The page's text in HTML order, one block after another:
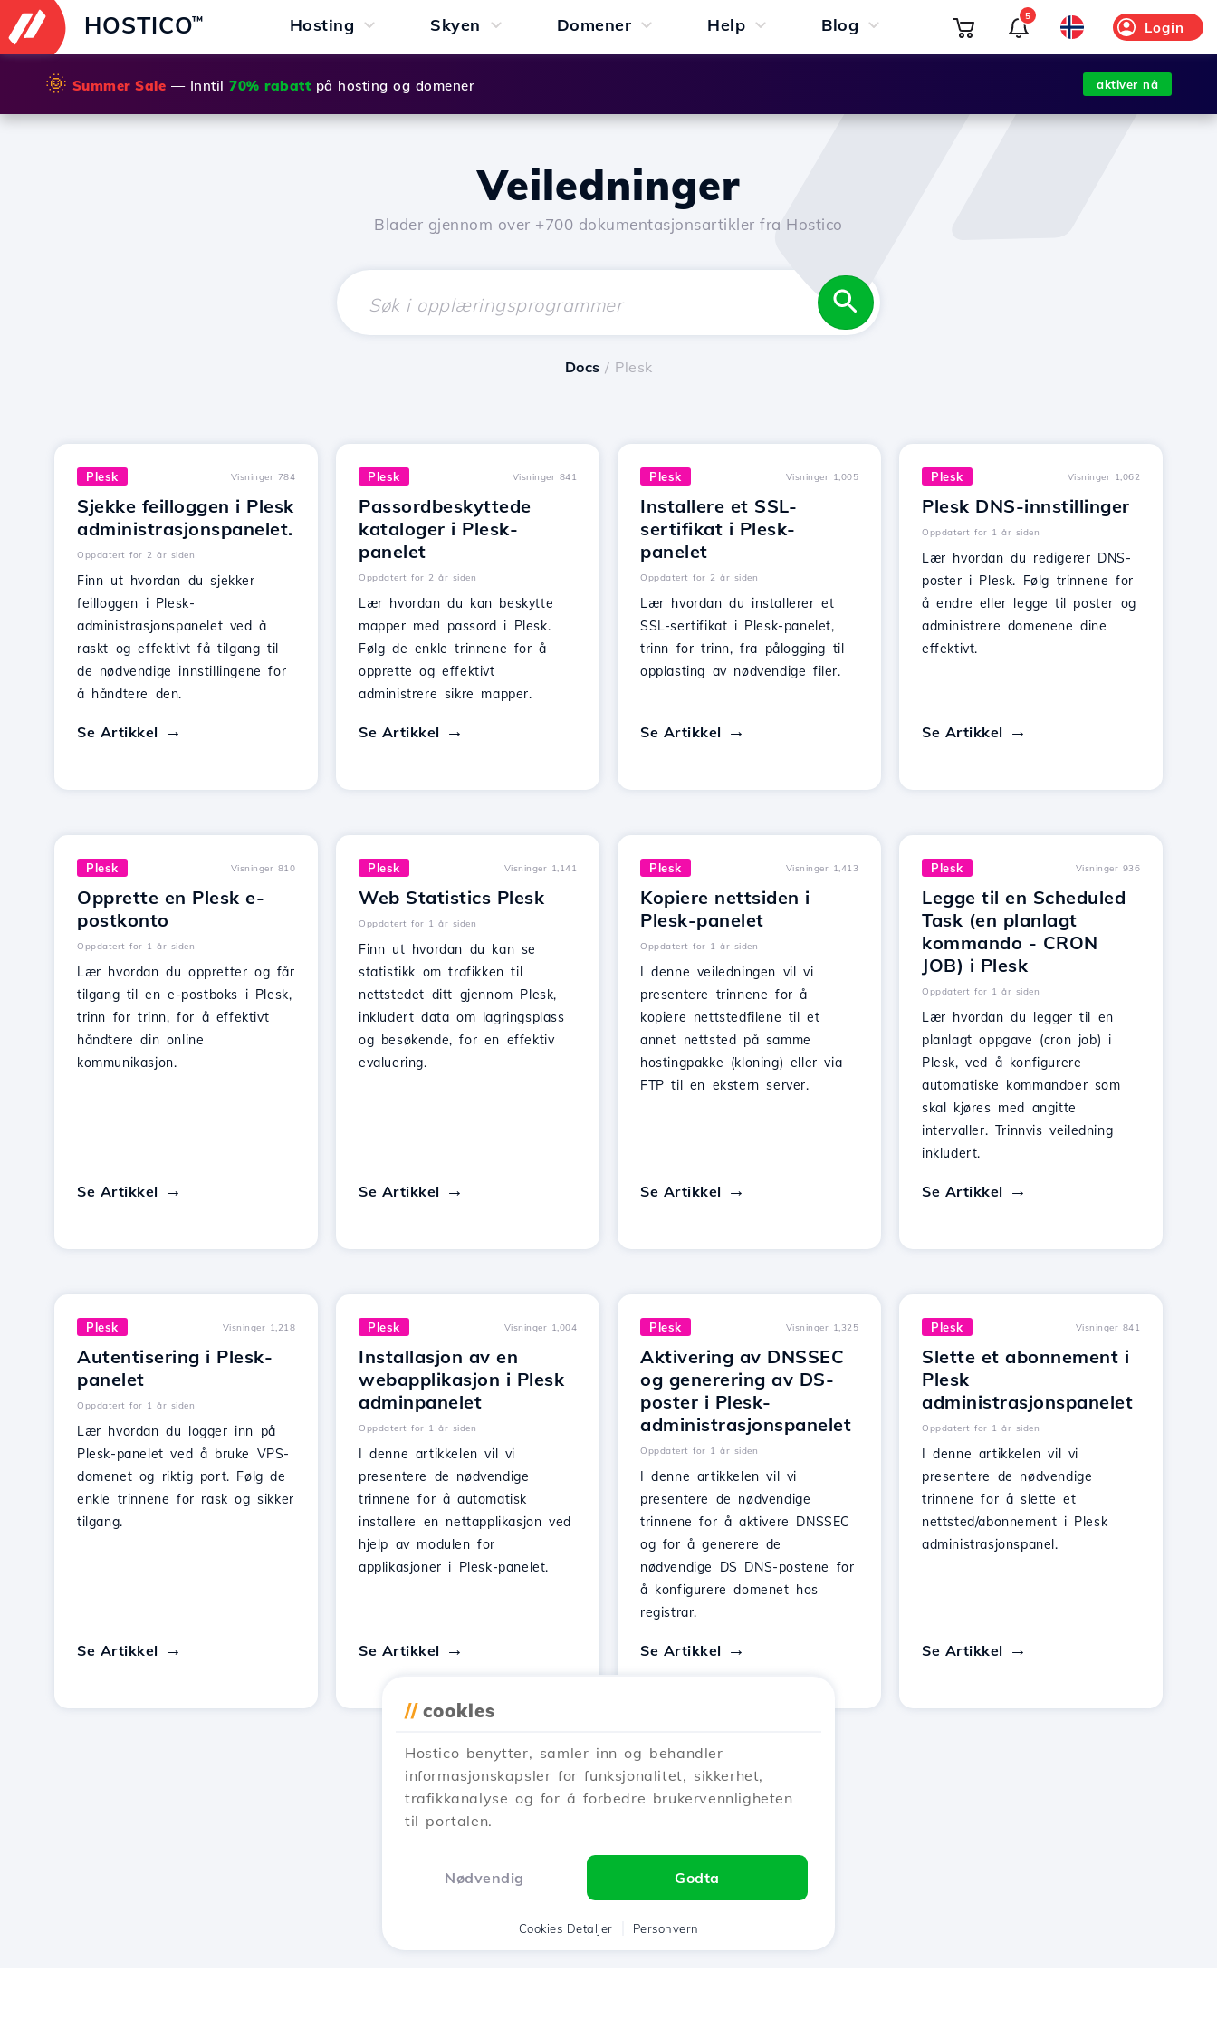
HOSTICO™ Hosting Skyen Domener Help Blog Login
5
🌞 Summer Sale — Inntil 70% rabatt på hosting og domener aktiver nå
Veiledninger
Blader gjennom over +700 dokumentasjonsartikler fra Hostico
Docs / Plesk
Plesk Visninger 784
Sjekke feilloggen i Plesk
administrasjonspanelet.
Oppdatert for 2 år siden
Finn ut hvordan du sjekker
feilloggen i Plesk-
administrasjonspanelet ved å
raskt og effektivt få tilgang til
de nødvendige innstillingene for
å håndtere den.
Se Artikkel
Plesk Visninger 841
Passordbeskyttede
kataloger i Plesk-
panelet
Oppdatert for 2 år siden
Lær hvordan du kan beskytte
mapper med passord i Plesk.
Følg de enkle trinnene for å
opprette og effektivt
administrere sikre mapper.
Se Artikkel
Plesk Visninger 1,005
Installere et SSL-
sertifikat i Plesk-
panelet
Oppdatert for 2 år siden
Lær hvordan du installerer et
SSL-sertifikat i Plesk-panelet,
trinn for trinn, fra pålogging til
opplasting av nødvendige filer.
Se Artikkel
Plesk Visninger 1,062
Plesk DNS-innstillinger
Oppdatert for 1 år siden
Lær hvordan du redigerer DNS-
poster i Plesk. Følg trinnene for
å endre eller legge til poster og
administrere domenene dine
effektivt.
Se Artikkel
Plesk Visninger 810
Opprette en Plesk e-
postkonto
Oppdatert for 1 år siden
Lær hvordan du oppretter og får
tilgang til en e-postboks i Plesk,
trinn for trinn, for å effektivt
håndtere din online
kommunikasjon.
Se Artikkel
Plesk Visninger 1,141
Web Statistics Plesk
Oppdatert for 1 år siden
Finn ut hvordan du kan se
statistikk om trafikken til
nettstedet ditt gjennom Plesk,
inkludert data om lagringsplass
og besøkende, for en effektiv
evaluering.
Se Artikkel
Plesk Visninger 1,413
Kopiere nettsiden i
Plesk-panelet
Oppdatert for 1 år siden
I denne veiledningen vil vi
presentere trinnene for å
kopiere nettstedfilene til et
annet nettsted på samme
hostingpakke (kloning) eller via
FTP til en ekstern server.
Se Artikkel
Plesk Visninger 936
Legge til en Scheduled
Task (en planlagt
kommando - CRON
JOB) i Plesk
Oppdatert for 1 år siden
Lær hvordan du legger til en
planlagt oppgave (cron job) i
Plesk, ved å konfigurere
automatiske kommandoer som
skal kjøres med angitte
intervaller. Trinnvis veiledning
inkludert.
Se Artikkel
Plesk Visninger 1,218
Autentisering i Plesk-
panelet
Oppdatert for 1 år siden
Lær hvordan du logger inn på
Plesk-panelet ved å bruke VPS-
domenet og riktig port. Følg de
enkle trinnene for rask og sikker
tilgang.
Se Artikkel
Plesk Visninger 1,004
Installasjon av en
webapplikasjon i Plesk
adminpanelet
Oppdatert for 1 år siden
I denne artikkelen vil vi
presentere de nødvendige
trinnene for å automatisk
installere en nettapplikasjon ved
hjelp av modulen for
applikasjoner i Plesk-panelet.
Se Artikkel
Plesk Visninger 1,325
Aktivering av DNSSEC
og generering av DS-
poster i Plesk-
administrasjonspanelet
Oppdatert for 1 år siden
I denne artikkelen vil vi
presentere de nødvendige
trinnene for å aktivere DNSSEC
og for å generere de
nødvendige DS DNS-postene for
å konfigurere domenet hos
registrar.
Se Artikkel
Plesk Visninger 841
Slette et abonnement i
Plesk
administrasjonspanelet
Oppdatert for 1 år siden
I denne artikkelen vil vi
presentere de nødvendige
trinnene for å slette et
nettsted/abonnement i Plesk
administrasjonspanel.
Se Artikkel
1 2 3 Next →
// cookies
Hostico benytter, samler inn og behandler
informasjonskapsler for funksjonalitet, sikkerhet,
trafikkanalyse og for å forbedre brukervennligheten
til portalen.
Nødvendig Godta
Cookies Detaljer Personvern